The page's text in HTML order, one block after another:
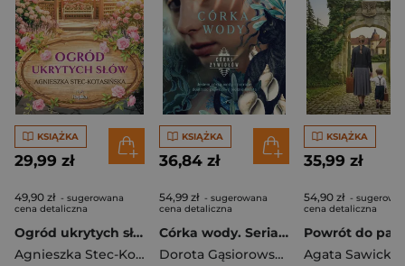
KSIĄŻKA
29,99 zł
49,90 zł - sugerowana
cena detaliczna
Ogród ukrytych słów
Agnieszka Stec-Kotasińska
KSIĄŻKA
36,84 zł
54,99 zł - sugerowana
cena detaliczna
Córka wody. Seria CÓRKI ŻYWIOŁÓW
Dorota Gąsiorowska
KSIĄŻKA
35,99 zł
54,90 zł -
cena detaliczna
Powrót do
Agata Sawicka